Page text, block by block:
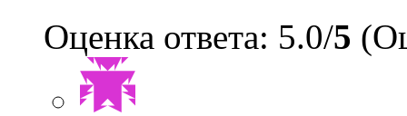
Оценка ответа: 5.0/5